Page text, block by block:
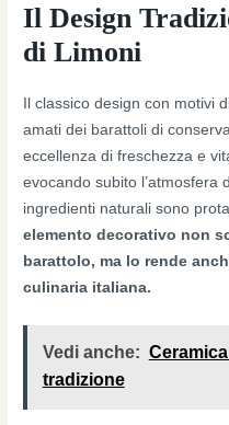
Il Design
di Limoni
Il classico design con motivi
amati dei barattoli di
eccellenza di freschezza e
evocando subito l’atmosfera
ingredienti naturali sono
elemento decorativo non
barattolo, ma lo rende
culinaria italiana.
Vedi anche:
tradizione